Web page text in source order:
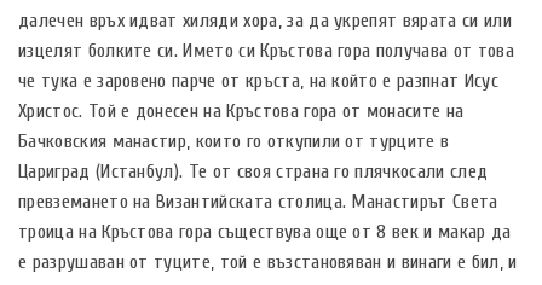
далечен връх идват хиляди хора, за да укрепят вярата си или
изцелят болките си. Името си Кръстова гора получава от това
че тука е заровено парче от кръста, на който е разпнат Исус
Христос. Той е донесен на Кръстова гора от монасите на
Бачковския манастир, които го откупили от турците в
Цариград (Истанбул). Те от своя страна го плячкосали след
превземането на Византийската столица. Манастирът Света
троица на Кръстова гора съществува още от 8 век и макар да
е разрушаван от туците, той е възстановяван и винаги е бил, и